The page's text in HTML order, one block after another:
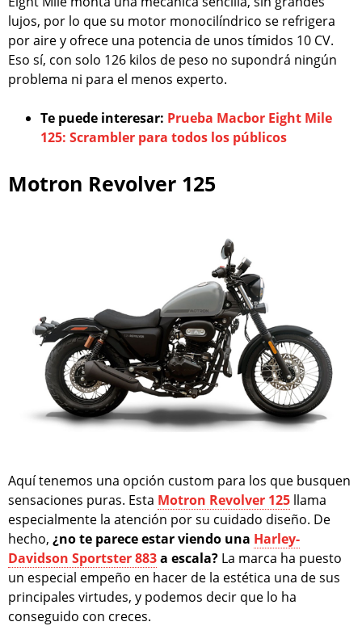
lujos, por lo que su motor monocilíndrico se refrigera
por aire y ofrece una potencia de unos tímidos 10 CV.
Eso sí, con solo 126 kilos de peso no supondrá ningún
problema ni para el menos experto.
Te puede interesar: Prueba Macbor Eight Mile
125: Scrambler para todos los públicos
Motron Revolver 125
Aquí tenemos una opción custom para los que busquen
sensaciones puras. Esta Motron Revolver 125 llama
especialmente la atención por su cuidado diseño. De
hecho, ¿no te parece estar viendo una Harley-
Davidson Sportster 883a escala? La marca ha puesto
un especial empeño en hacer de la estética una de sus
principales virtudes, y podemos decir que lo ha
conseguido con creces.